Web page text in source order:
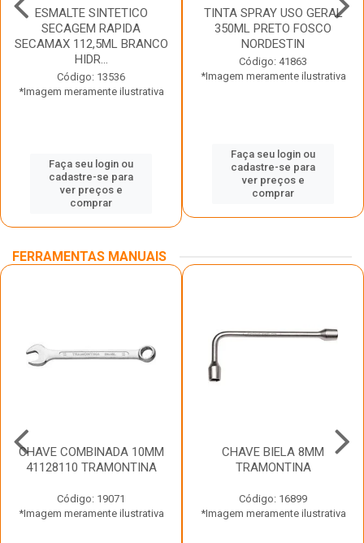
ESMALTE SINTETICO
SECAGEM RAPIDA
SECAMAX 112,5ML BRANCO
HIDR...
Código: 13536
*Imagem meramente ilustrativa
Faça seu login ou
cadastre-se para
ver preços e
comprar
TINTA SPRAY USO GERAL
350ML PRETO FOSCO
NORDESTIN
Código: 41863
*Imagem meramente ilustrativa
Faça seu login ou
cadastre-se para
ver preços e
comprar
FERRAMENTAS MANUAIS
CHAVE COMBINADA 10MM
41128110 TRAMONTINA
Código: 19071
*Imagem meramente ilustrativa
CHAVE BIELA 8MM
TRAMONTINA
Código: 16899
*Imagem meramente ilustrativa